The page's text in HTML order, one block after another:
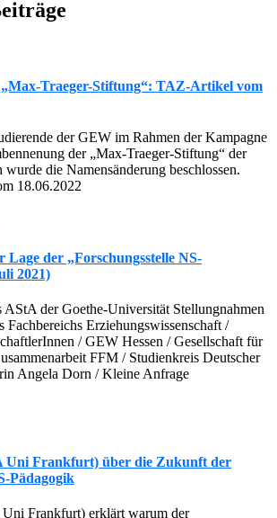
Traeger-Stiftung“: TAZ-Artikel vom
der GEW im Rahmen der Kampagne
der „Max-Traeger-Stiftung“ der
die Namensänderung beschlossen.
18.06.2022
Lage der „Forschungsstelle NS-
2021)
AStA der Goethe-Universität Stellungnahmen
Fachbereichs Erziehungswissenschaft /
/ GEW Hessen / Gesellschaft für
FFM / Studienkreis Deutscher
Angela Dorn / Kleine Anfrage
Uni Frankfurt) über die Zukunft der
Pädagogik
Frankfurt) erklärt warum der